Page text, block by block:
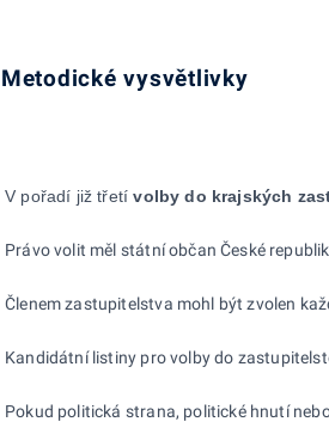
Metodické vysvětlivky
V pořadí již třetívolby do krajských
Právo volit měl státní občan České
Členem zastupitelstva mohl být zvolen
Kandidátní listiny pro volby do
Pokud politická strana, politické hnutí